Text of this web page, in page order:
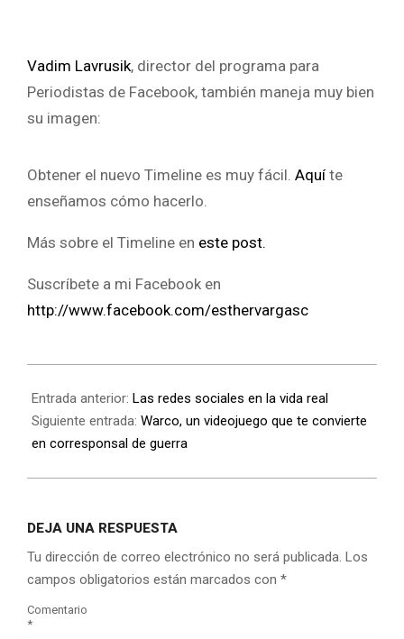
Vadim Lavrusik, director del programa para
Periodistas de Facebook, también maneja muy bien
su imagen:
Obtener el nuevo Timeline es muy fácil. Aquí te
enseñamos cómo hacerlo.
Más sobre el Timeline en este post.
Suscríbete a mi Facebook en
http://www.facebook.com/esthervargasc
Entrada anterior: Las redes sociales en la vida real
Siguiente entrada: Warco, un videojuego que te convierte
en corresponsal de guerra
DEJA UNA RESPUESTA
Tu dirección de correo electrónico no será publicada. Los
campos obligatorios están marcados con *
Comentario
*